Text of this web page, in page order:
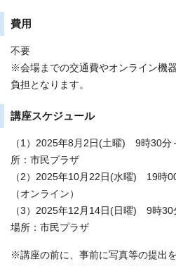
費用
不要
※会場までの交通費やオンライン機
負担となります。
講座スケジュール
（1）2025年8月2日(土曜) 9時30
所：市民プラザ
（2）2025年10月22日(水曜) 19時
（オンライン）
（3）2025年12月14日(日曜) 9時
場所：市民プラザ
※講座の前に、事前に写真等の提出